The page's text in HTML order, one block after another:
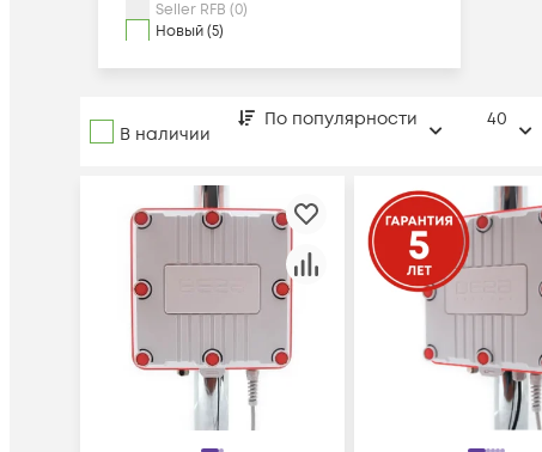
Seller RFB (0)
Новый (5)
В наличии
По популярности 40